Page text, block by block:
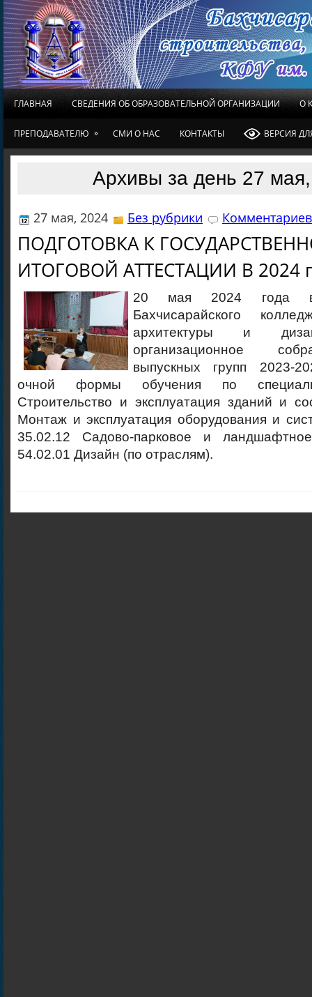
ГЛАВНАЯ СВЕДЕНИЯ ОБ ОБРАЗОВАТЕЛЬНОЙ ОРГАНИЗАЦИИ О
ПРЕПОДАВАТЕЛЮ » СМИ О НАС КОНТАКТЫ ВЕРСИЯ
Архивы за день 27
27 мая, 2024 Без рубрики
ПОДГОТОВКА К
ИТОГОВОЙ АТТЕСТАЦИИ В 2024
20 мая 2024 года в
Бахчисарайского
архитектуры и
организационное
выпускных групп 2023-
очной формы обучения по
Строительство и эксплуатация зданий и
Монтаж и эксплуатация оборудования и
35.02.12 Садово-парковое и
54.02.01 Дизайн (по отраслям).